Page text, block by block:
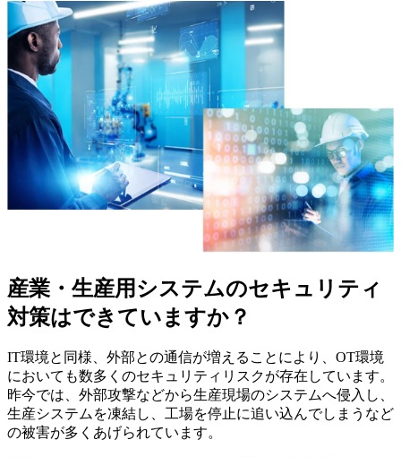
産業・生産用システムのセキュリティ
対策はできていますか？
IT環境と同様、外部との通信が増えることにより、OT環境
においても数多くのセキュリティリスクが存在しています。
昨今では、外部攻撃などから生産現場のシステムへ侵入し、
生産システムを凍結し、工場を停止に追い込んでしまうなど
の被害が多くあげられています。